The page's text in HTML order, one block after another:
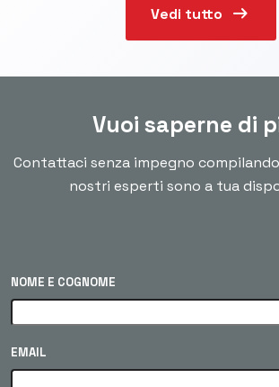
Vedi tutto arrow_right_alt
Vuoi saperne di
Contattaci senza impegno
nostri esperti sono a tua
NOME E COGNOME
EMAIL